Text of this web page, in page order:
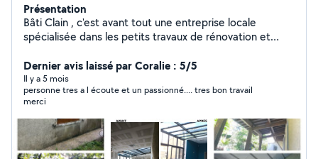
Présentation
Bâti Clain , c'est avant tout une entreprise locale
spécialisée dans les petits travaux de rénovation et
et d'une passion pour le travail bien fait , je propose des
services tels que peinture , pose de revêtement de sol
et restauration de façade . Mon objectif : offrir un
service qualité , sur mesure et dans le respect des
délais , pour répondre aux besoins de mes clients dans
la région . Faites confiance a Bâti Clain pour des travaux
réalisés avec soin et professionnalisme !
Dernier avis laissé par Coralie : 5/5
Il y a 5 mois
personne tres a l écoute et un passionné.... tres bon travail
merci